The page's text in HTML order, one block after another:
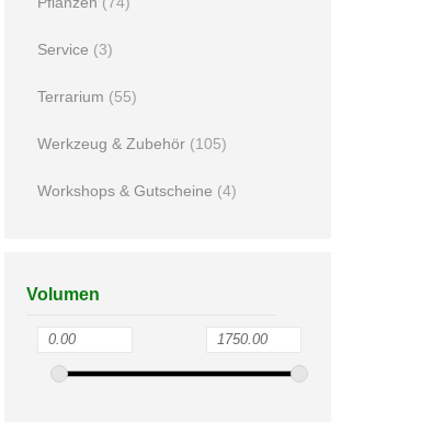
Service (3)
Terrarium (55)
Werkzeug & Zubehör (105)
Workshops & Gutscheine (4)
Volumen